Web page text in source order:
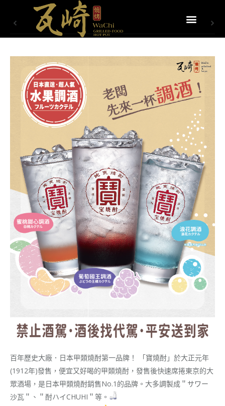
百年歷史大廠．日本甲類燒酎第一品牌！ 「寶燒酎」於大正元年
(1912年)發售，便宜又好喝的甲類燒酎，發售後快速席捲東京的大
眾酒場，是日本甲類燒酎銷售No.1的品牌。大多調製成＂サワー
沙瓦＂、＂酎ハイCHUHI＂等。